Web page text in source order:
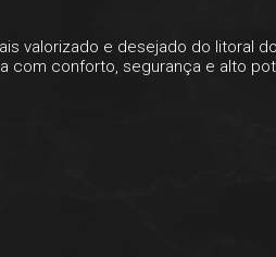
valorizado e desejado do litoral
com conforto, segurança e alto